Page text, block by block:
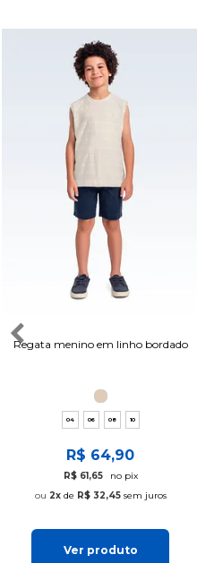
Regata menino em linho bordado
04 06 08 10
R$ 64,90
R$ 61,65
no pix
2xde R$ 32,45sem juros
Ver produto